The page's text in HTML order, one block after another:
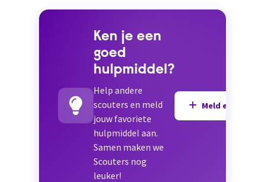
Ken je een
goed
hulpmiddel?
Help andere
scouters en meld
jouw favoriete
hulpmiddel aan.
Samen maken we
Scouters nog
leuker!
Meld een